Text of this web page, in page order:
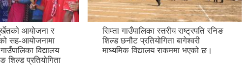
आयोजना र
सह-आयोजनामा
विद्यालय
शिल्ड प्रतियोगिता
सिम्ता गाउँपालिका स्तरीय राष्ट्रपति रनिङ
शिल्ड छनौट प्रतियोगिता बागेश्वरी
माध्यमिक विद्यालय राकममा भएको छ।